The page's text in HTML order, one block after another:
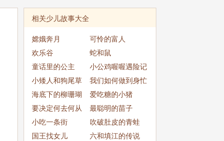
相关少儿故事大全
嫦娥奔月
可怜的富人
欢乐谷
蛇和鼠
童话里的公主
小公鸡喔喔遇险记
小矮人和狗尾草
我们如何做到身忙
而心不忙
海底下的柳珊瑚
爱吃糖的小猪
要决定何去何从
最聪明的苗子
小吃一条街
吹破肚皮的青蛙
国王找女儿
六和填江的传说